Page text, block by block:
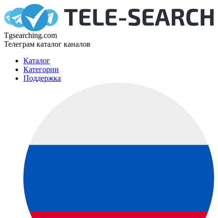
Tgsearching.com
Телеграм каталог каналов
Каталог
Категории
Поддержка